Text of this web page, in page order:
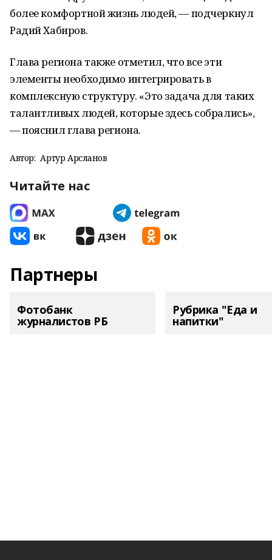
более комфортной жизнь людей, — подчеркнул
Радий Хабиров.
Глава региона также отметил, что все эти
элементы необходимо интегрировать в
комплексную структуру. «Это задача для таких
талантливых людей, которые здесь собрались»,
— пояснил глава региона.
Автор: Артур Арсланов
Читайте нас
Партнеры
Фотобанк
журналистов РБ
Рубрика "Еда и
напитки"